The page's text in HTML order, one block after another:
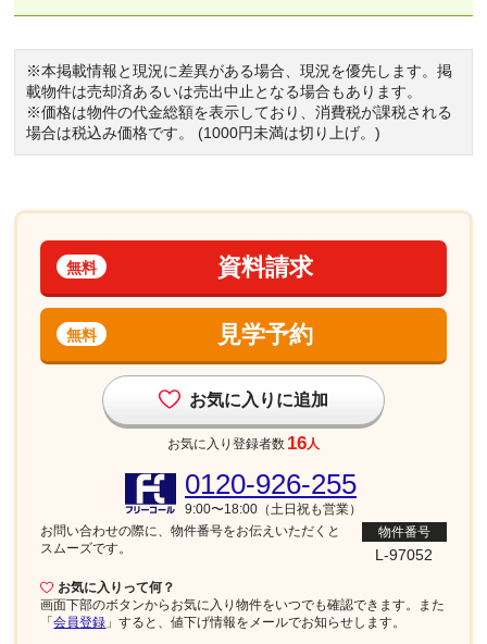
※本掲載情報と現況に差異がある場合、現況を優先します。掲
載物件は売却済あるいは売出中止となる場合もあります。
※価格は物件の代金総額を表示しており、消費税が課税される
場合は税込み価格です。 (1000円未満は切り上げ。)
資料請求
無料
見学予約
無料
お気に入りに追加
お気に入り登録者数 16 人
お気に入りって何？
画面下部のボタンからお気に入り物件をいつでも確認できます。また
「会員登録 」すると、値下げ情報をメールでお知らせします。
0120-926-255
9:00〜18:00（土日祝も営業）
お問い合わせの際に、物件番号をお伝えいただくと
スムーズです。
物件番号
L-97052